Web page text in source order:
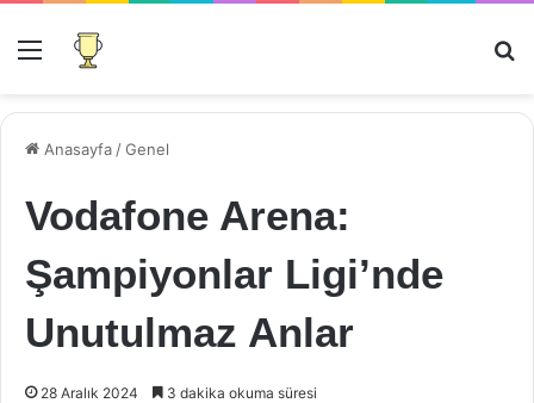
Menü
Anasayfa /Genel
Vodafone Arena:
Şampiyonlar Ligi’nde
Unutulmaz Anlar
28 Aralık 2024 3 dakika okuma süresi